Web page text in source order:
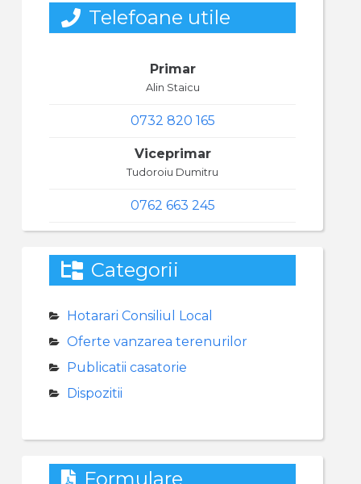
Telefoane utile
Primar
Alin Staicu
0732 820 165
Viceprimar
Tudoroiu Dumitru
0762 663 245
Categorii
Hotarari Consiliul Local
Oferte vanzarea terenurilor
Publicatii casatorie
Dispozitii
Formulare